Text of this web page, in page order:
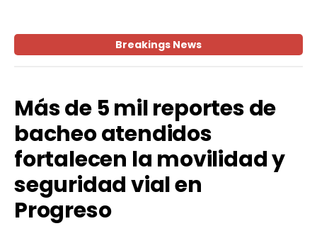
Breakings News
Más de 5 mil reportes de
bacheo atendidos
fortalecen la movilidad y
seguridad vial en
Progreso